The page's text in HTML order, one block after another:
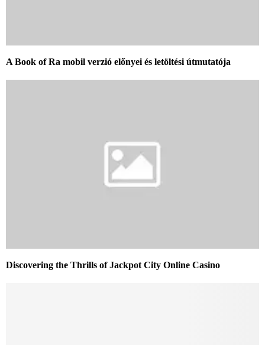
A Book of Ra mobil verzió előnyei és letöltési útmutatója
Discovering the Thrills of Jackpot City Online Casino